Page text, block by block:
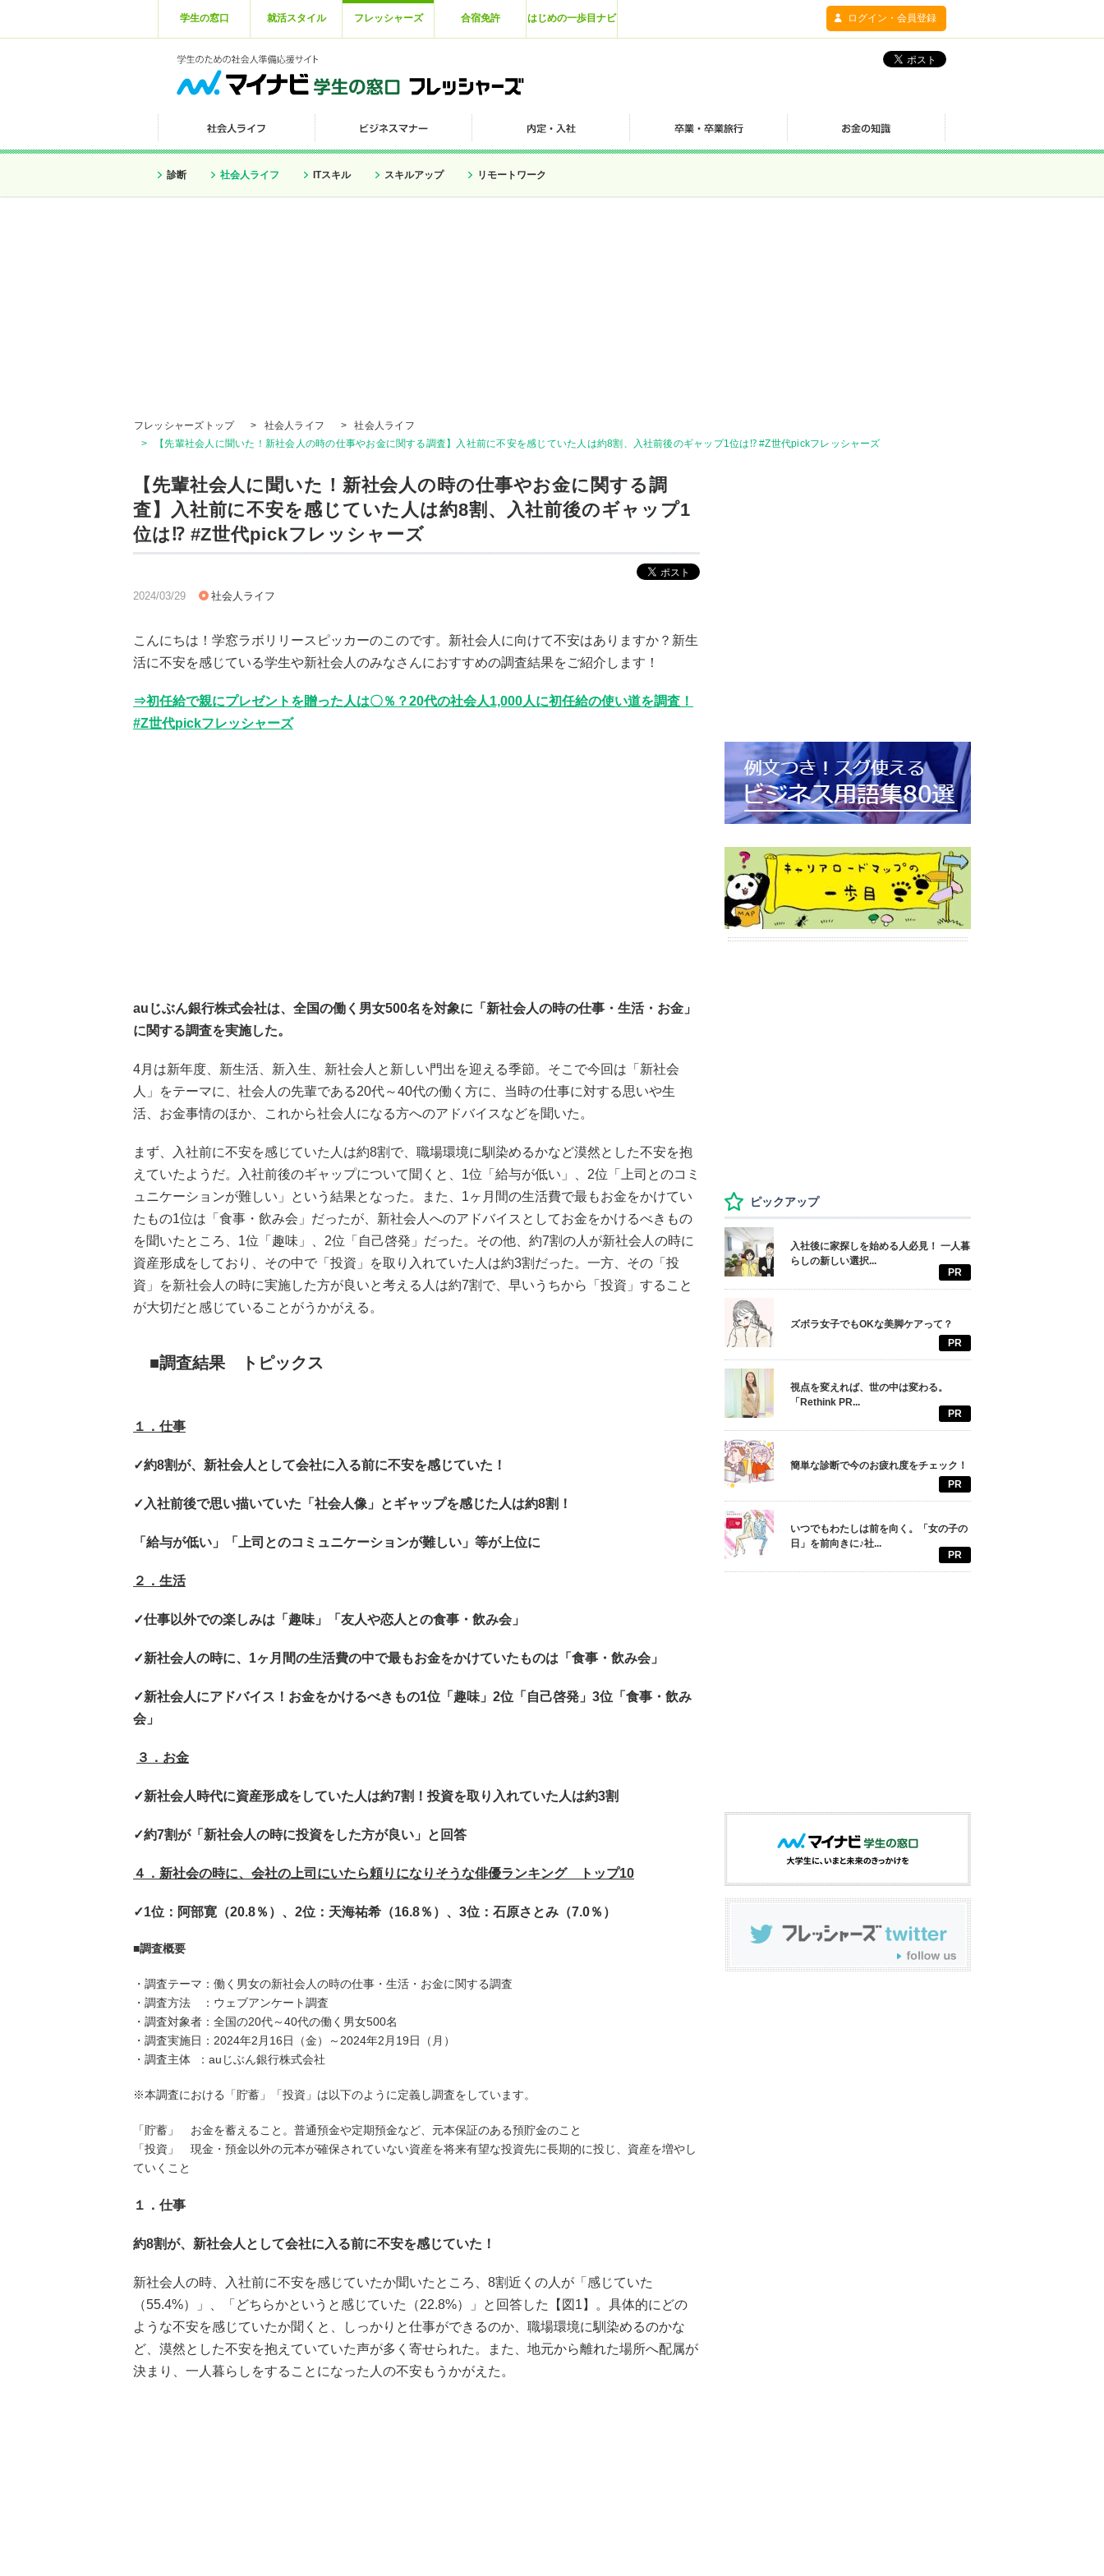
学生の窓口 就活スタイル フレッシャーズ 合宿免許 はじめの一歩目ナビ ログイン・会員登録
診断 社会人ライフ ITスキル スキルアップ リモートワーク
フレッシャーズトップ > 社会人ライフ >
社会人ライフ
>
【先輩社会人に聞いた！新社会人の時の仕事やお金に関する調査】入社前に不安を感じていた人は約8割、入社前後のギャップ1位は⁉ #Z世代pickフレッシャーズ
【先輩社会人に聞いた！新社会人の時の仕事やお金に関する調
査】入社前に不安を感じていた人は約8割、入社前後のギャップ1
位は⁉ #Z世代pickフレッシャーズ
2024/03/29 社会人ライフ
こんにちは！学窓ラボリリースピッカーのこのです。新社会人に向けて不安はありますか？新生
活に不安を感じている学生や新社会人のみなさんにおすすめの調査結果をご紹介します！
⇒初任給で親にプレゼントを贈った人は〇％？20代の社会人1,000人に初任給の使い道を調査！
#Z世代pickフレッシャーズ
auじぶん銀行株式会社は、全国の働く男女500名を対象に「新社会人の時の仕事・生活・お金」
に関する調査を実施した。
4月は新年度、新生活、新入生、新社会人と新しい門出を迎える季節。そこで今回は「新社会
人」をテーマに、社会人の先輩である20代～40代の働く方に、当時の仕事に対する思いや生
活、お金事情のほか、これから社会人になる方へのアドバイスなどを聞いた。
まず、入社前に不安を感じていた人は約8割で、職場環境に馴染めるかなど漠然とした不安を抱
えていたようだ。入社前後のギャップについて聞くと、1位「給与が低い」、2位「上司とのコミ
ュニケーションが難しい」という結果となった。また、1ヶ月間の生活費で最もお金をかけてい
たもの1位は「食事・飲み会」だったが、新社会人へのアドバイスとしてお金をかけるべきもの
を聞いたところ、1位「趣味」、2位「自己啓発」だった。その他、約7割の人が新社会人の時に
資産形成をしており、その中で「投資」を取り入れていた人は約3割だった。一方、その「投
資」を新社会人の時に実施した方が良いと考える人は約7割で、早いうちから「投資」すること
が大切だと感じていることがうかがえる。
調査結果 トピックス
１．仕事
✓約8割が、新社会人として会社に入る前に不安を感じていた！
✓入社前後で思い描いていた「社会人像」とギャップを感じた人は約8割！
「給与が低い」「上司とのコミュニケーションが難しい」等が上位に
２．生活
✓仕事以外での楽しみは「趣味」「友人や恋人との食事・飲み会」
✓新社会人の時に、1ヶ月間の生活費の中で最もお金をかけていたものは「食事・飲み会」
✓新社会人にアドバイス！お金をかけるべきもの1位「趣味」2位「自己啓発」3位「食事・飲み
会」
３．お金
✓新社会人時代に資産形成をしていた人は約7割！投資を取り入れていた人は約3割
✓約7割が「新社会人の時に投資をした方が良い」と回答
４．新社会の時に、会社の上司にいたら頼りになりそうな俳優ランキング トップ10
✓1位：阿部寛（20.8％）、2位：天海祐希（16.8％）、3位：石原さとみ（7.0％）
■調査概要
・調査テーマ：働く男女の新社会人の時の仕事・生活・お金に関する調査
・調査方法 ：ウェブアンケート調査
・調査対象者：全国の20代～40代の働く男女500名
・調査実施日：2024年2月16日（金）～2024年2月19日（月）
・調査主体 ：auじぶん銀行株式会社
※本調査における「貯蓄」「投資」は以下のように定義し調査をしています。
「貯蓄」 お金を蓄えること。普通預金や定期預金など、元本保証のある預貯金のこと
「投資」 現金・預金以外の元本が確保されていない資産を将来有望な投資先に長期的に投じ、資産を増やし
ていくこと
１．仕事
約8割が、新社会人として会社に入る前に不安を感じていた！
新社会人の時、入社前に不安を感じていたか聞いたところ、8割近くの人が「感じていた
（55.4%）」、「どちらかというと感じていた（22.8%）」と回答した【図1】。具体的にどの
ような不安を感じていたか聞くと、しっかりと仕事ができるのか、職場環境に馴染めるのかな
ど、漠然とした不安を抱えていていた声が多く寄せられた。また、地元から離れた場所へ配属が
決まり、一人暮らしをすることになった人の不安もうかがえた。
ピックアップ
入社後に家探しを始める人必見！ 一人暮
らしの新しい選択...
PR
ズボラ女子でもOKな美脚ケアって？
PR
視点を変えれば、世の中は変わる。
「Rethink PR...
PR
簡単な診断で今のお疲れ度をチェック！
PR
いつでもわたしは前を向く。「女の子の
日」を前向きに♪社...
PR